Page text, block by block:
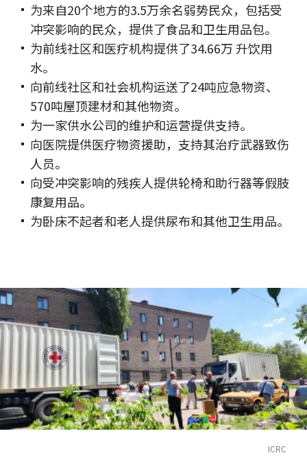
为来自20个地方的3.5万余名弱势民众，包括受
冲突影响的民众，提供了食品和卫生用品包。
为前线社区和医疗机构提供了34.66万 升饮用
水。
向前线社区和社会机构运送了24吨应急物资、
570吨屋顶建材和其他物资。
为一家供水公司的维护和运营提供支持。
向医院提供医疗物资援助，支持其治疗武器致伤
人员。
向受冲突影响的残疾人提供轮椅和助行器等假肢
康复用品。
为卧床不起者和老人提供尿布和其他卫生用品。
ICRC